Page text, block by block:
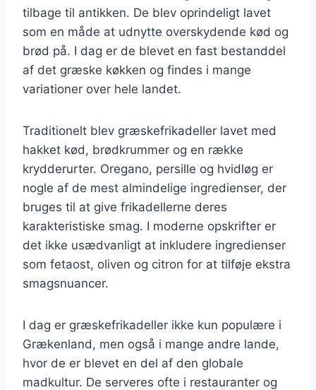
tilbage til antikken. De blev oprindeligt lavet
som en måde at udnytte overskydende kød og
brød på. I dag er de blevet en fast bestanddel
af det græske køkken og findes i mange
variationer over hele landet.
Traditionelt blev græskefrikadeller lavet med
hakket kød, brødkrummer og en række
krydderurter. Oregano, persille og hvidløg er
nogle af de mest almindelige ingredienser, der
bruges til at give frikadellerne deres
karakteristiske smag. I moderne opskrifter er
det ikke usædvanligt at inkludere ingredienser
som fetaost, oliven og citron for at tilføje ekstra
smagsnuancer.
I dag er græskefrikadeller ikke kun populære i
Grækenland, men også i mange andre lande,
hvor de er blevet en del af den globale
madkultur. De serveres ofte i restauranter og